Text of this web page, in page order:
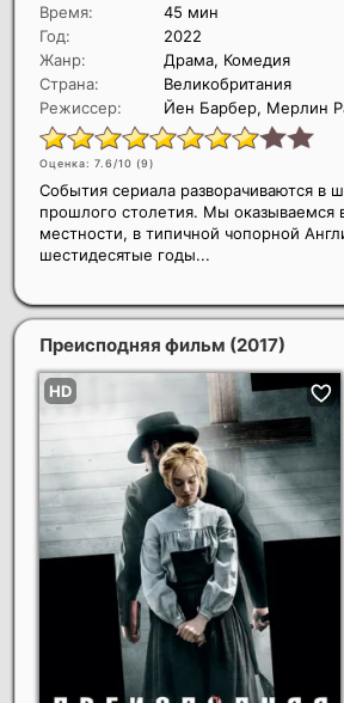
Время:
45 мин
Год:
2022
Жанр:
Драма, Комедия
Страна:
Великобритания
Режиссер:
Йен Барбер, Мерлин
Оценка: 7.6/10 (9)
События сериала разворачиваются в
прошлого столетия. Мы оказываемся
местности, в типичной чопорной
шестидесятые годы...
Преисподняя фильм (2017)